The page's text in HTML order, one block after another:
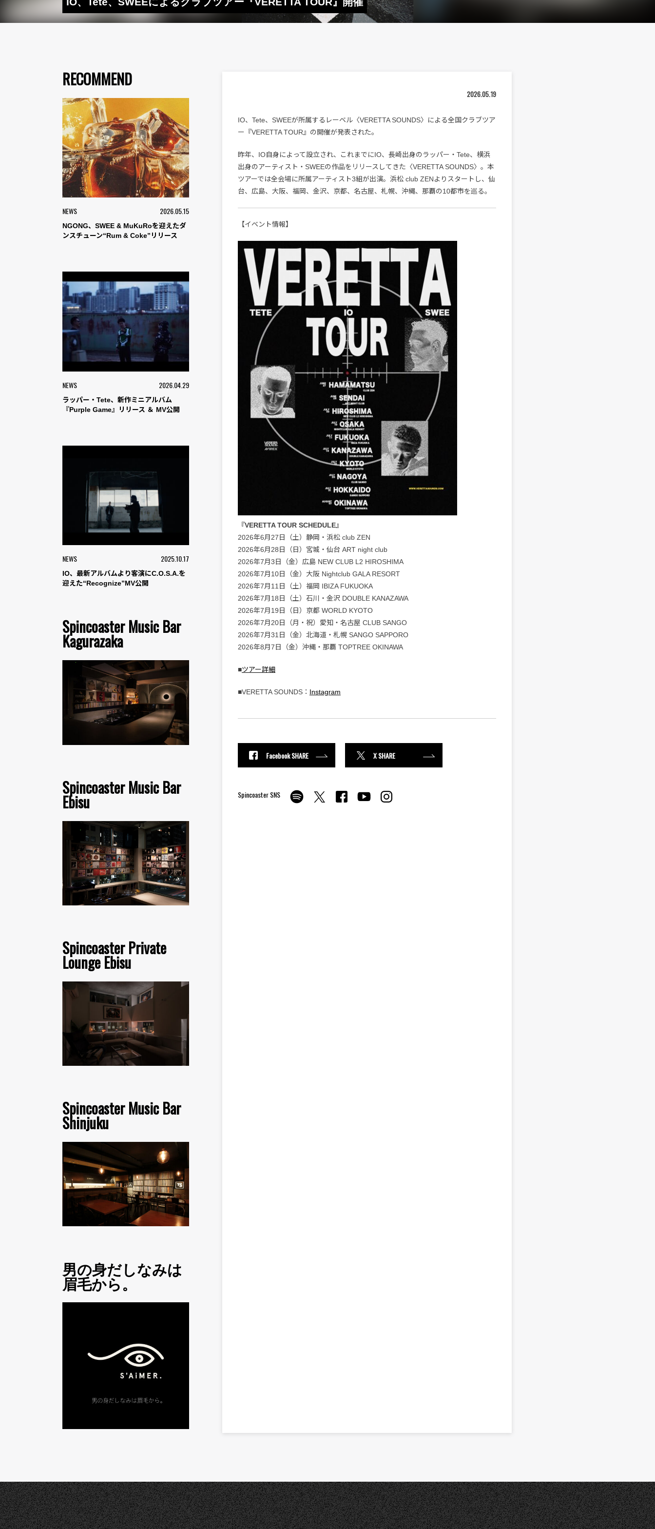
RECOMMEND
NEWS 2026.05.15
NGONG、SWEE & MuKuRoを迎えたダ
ンスチューン“Rum & Coke”リリース
NEWS 2026.04.29
ラッパー・Tete、新作ミニアルバム
『Purple Game』リリース ＆ MV公開
NEWS 2025.10.17
IO、最新アルバムより客演にC.O.S.A.を
迎えた“Recognize”MV公開
Spincoaster Music Bar
Kagurazaka
Spincoaster Music Bar
Ebisu
Spincoaster Private
Lounge Ebisu
Spincoaster Music Bar
Shinjuku
男の身だしなみは
眉毛から。
2026.05.19
IO、Tete、SWEEが所属するレーベル〈VERETTA SOUNDS〉による全国クラブツア
ー『VERETTA TOUR』の開催が発表された。
昨年、IO自身によって設立され、これまでにIO、長崎出身のラッパー・Tete、横浜
出身のアーティスト・SWEEの作品をリリースしてきた〈VERETTA SOUNDS〉。本
ツアーでは全会場に所属アーティスト3組が出演。浜松 club ZENよりスタートし、仙
台、広島、大阪、福岡、金沢、京都、名古屋、札幌、沖縄、那覇の10都市を巡る。
【イベント情報】
『VERETTA TOUR SCHEDULE』
2026年6月27日（土）静岡・浜松 club ZEN
2026年6月28日（日）宮城・仙台 ART night club
2026年7月3日（金）広島 NEW CLUB L2 HIROSHIMA
2026年7月10日（金）大阪 Nightclub GALA RESORT
2026年7月11日（土）福岡 IBIZA FUKUOKA
2026年7月18日（土）石川・金沢 DOUBLE KANAZAWA
2026年7月19日（日）京都 WORLD KYOTO
2026年7月20日（月・祝）愛知・名古屋 CLUB SANGO
2026年7月31日（金）北海道・札幌 SANGO SAPPORO
2026年8月7日（金）沖縄・那覇 TOPTREE OKINAWA
■ツアー詳細
■VERETTA SOUNDS： Instagram
Facebook SHARE X SHARE
Spincoaster SNS